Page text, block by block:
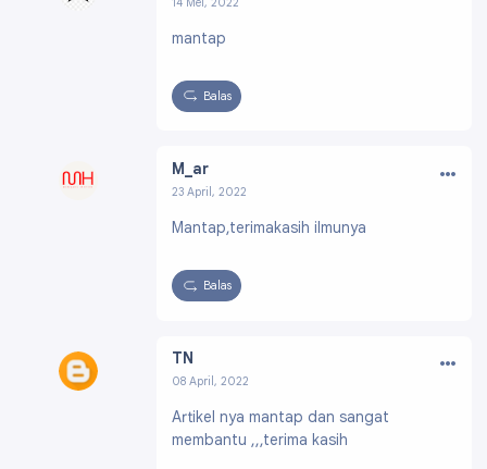
175261867550435
mantap
Balas
M_ar
23 April, 2022
9624085960115432
…
Mantap,terimakasih ilmunya
Balas
TN
08 April, 2022
5976143116767975
…
Artikel nya mantap dan sangat
membantu ,,,terima kasih